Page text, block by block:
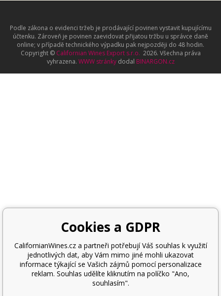
Podle zákona o evidenci tržeb je prodávající povinen vystavit kupujícímu
účtenku. Zároveň je povinen zaevidovat přijatou tržbu u správce daně
online; v případě technického výpadku pak nejpozději do 48 hodin.
Copyright © Californian Wines Export s.r.o. 2026. Všechna práva
vyhrazena. WWW stránkydodal BINARGON.cz
Cookies a GDPR
CalifornianWines.cz a partneři potřebují Váš souhlas k využití
jednotlivých dat, aby Vám mimo jiné mohli ukazovat
informace týkající se Vašich zájmů pomocí personalizace
reklam. Souhlas udělíte kliknutím na políčko "Ano,
souhlasím".